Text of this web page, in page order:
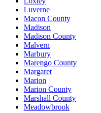
Luverne
Macon County
Madison
Madison County
Malvern
Marbury
Marengo County
Margaret
Marion
Marion County
Marshall County
Meadowbrook